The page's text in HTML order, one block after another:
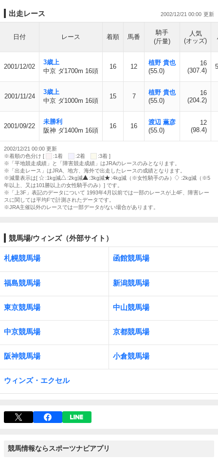
出走レース 2002/12/21 00:00
日付 レース 着順 馬番
騎手
(斤量)
人気
(オッズ)
2001/12/02
3歳上
中京 ダ1700m 16頭
16 12
植野 貴也
(55.0)
16
(307.4)
2001/11/24
3歳上
中京 ダ1000m 16頭
15 7
植野 貴也
(55.0)
16
(204.2)
2001/09/22
未勝利
阪神 ダ1400m 16頭
16 16
渡辺 薫彦
(55.0)
12
(98.4)
2002/12/21 00:00 更新
※着順の色分け [
:1着 :2着
:3着 ]
※「平地競走成績」と「障害競走成績」はJRAのレースのみとなります。
※「出走レース」はJRA、地方、海外で出走したレースの成績となります。
※減量表示は[
:1kg減 :2kg減 :3kg減 :4kg減（※女性騎手のみ）
:2kg減（※5
年以上、又は101勝以上の女性騎手のみ）] です。
※「上3F」表記のデータについて 1993年4月以前では一部のレースが上4F、障害レー
スに関しては平均Fで計測されたデータです。
※JRA主催以外のレースでは一部データがない場合があります。
競馬場/ウィンズ（外部サイト）
札幌競馬場 函館競馬場
福島競馬場 新潟競馬場
東京競馬場 中山競馬場
中京競馬場 京都競馬場
阪神競馬場 小倉競馬場
ウィンズ・エクセル
競馬情報ならスポーツナビアプリ